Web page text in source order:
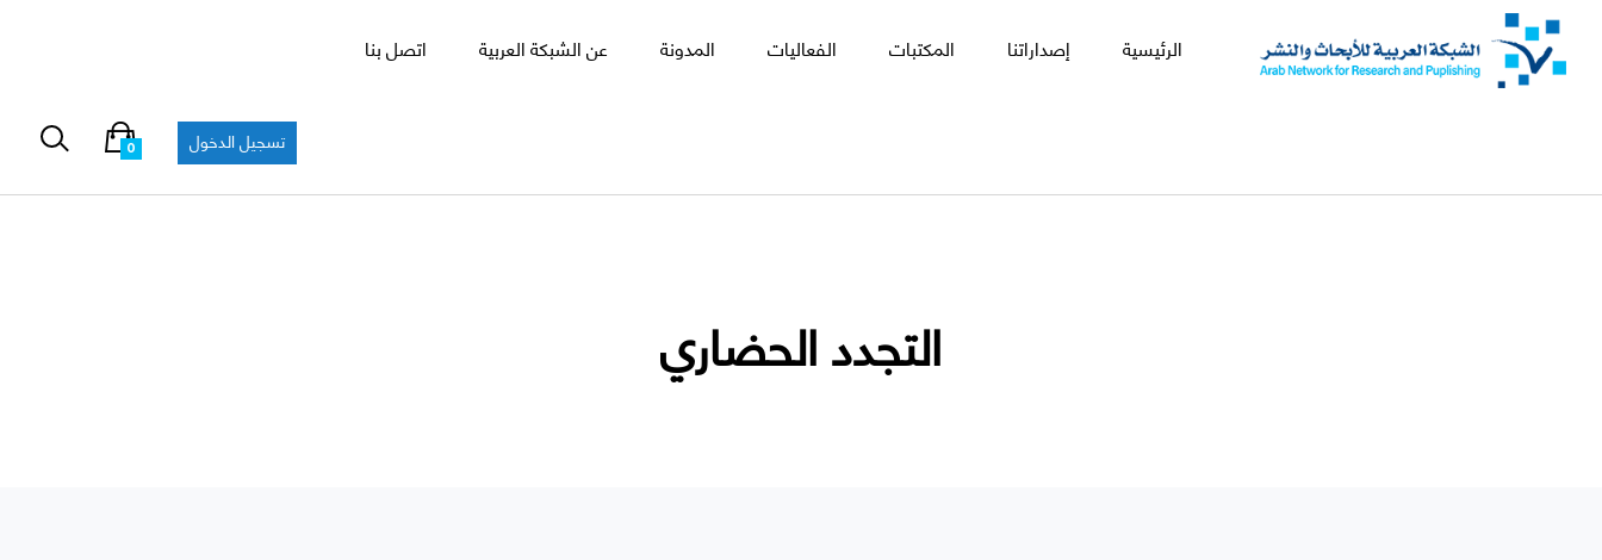
الرئيسية إصداراتنا المكتبات الفعاليات المدونة عن الشبكة العربية اتصل بنا
تسجيل الدخول 0
التجدد الحضاري